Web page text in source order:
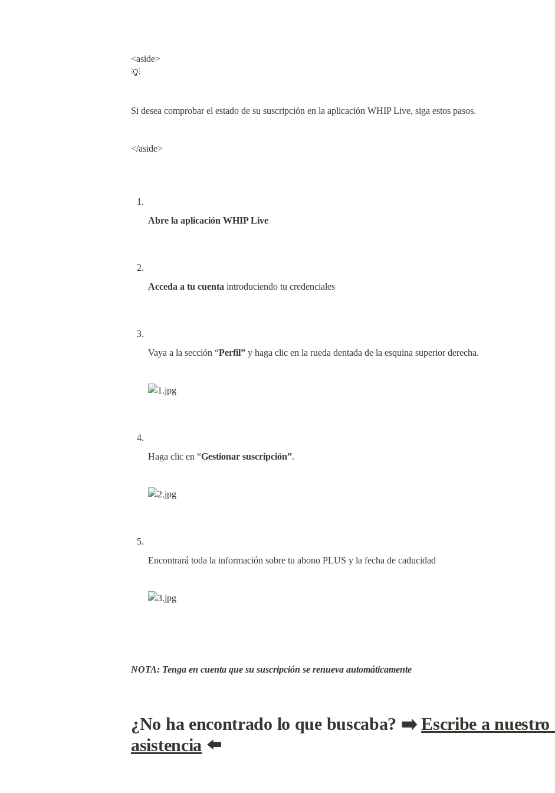
<aside>
💡
Si desea comprobar el estado de su suscripción en la aplicación WHIP Live, siga estos pasos.
</aside>
Abre la aplicación WHIP Live
Acceda a tu cuenta introduciendo tu credenciales
Vaya a la sección “Perfil” y haga clic en la rueda dentada de la esquina superior derecha.
Haga clic en “Gestionar suscripción”.
Encontrará toda la información sobre tu abono PLUS y la fecha de caducidad
NOTA: Tenga en cuenta que su suscripción se renueva automáticamente
¿No ha encontrado lo que buscaba? ➡️ Escribe a nuestro
asistencia ⬅️